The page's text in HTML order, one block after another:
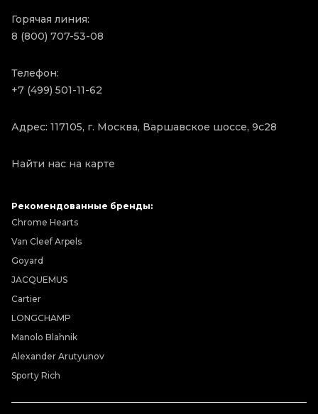
Горячая линия:
8 (800) 707-53-08
Телефон:
+7 (499) 501-11-62
Адрес: 117105, г. Москва, Варшавское шоссе, 9с28
Найти нас на карте
Рекомендованные бренды:
Chrome Hearts
Van Cleef Arpels
Goyard
JACQUEMUS
Cartier
LONGCHAMP
Manolo Blahnik
Alexander Arutyunov
Sporty Rich